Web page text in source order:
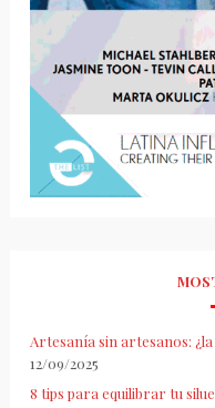
Artesanía sin artesanos:
12/09/2025
8 tips para equilibrar tu